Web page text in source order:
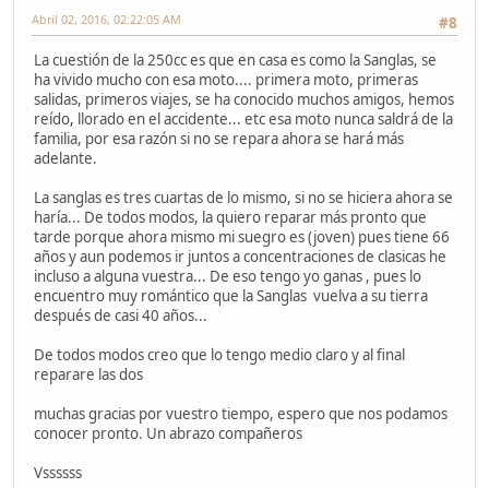
#8
Abril 02, 2016, 02:22:05 AM
La cuestión de la 250cc es que en casa es como la Sanglas, se
ha vivido mucho con esa moto.... primera moto, primeras
salidas, primeros viajes, se ha conocido muchos amigos, hemos
reído, llorado en el accidente... etc esa moto nunca saldrá de la
familia, por esa razón si no se repara ahora se hará más
adelante.
La sanglas es tres cuartas de lo mismo, si no se hiciera ahora se
haría... De todos modos, la quiero reparar más pronto que
tarde porque ahora mismo mi suegro es (joven) pues tiene 66
años y aun podemos ir juntos a concentraciones de clasicas he
incluso a alguna vuestra... De eso tengo yo ganas , pues lo
encuentro muy romántico que la Sanglas vuelva a su tierra
después de casi 40 años...
De todos modos creo que lo tengo medio claro y al final
reparare las dos
muchas gracias por vuestro tiempo, espero que nos podamos
conocer pronto. Un abrazo compañeros
Vssssss